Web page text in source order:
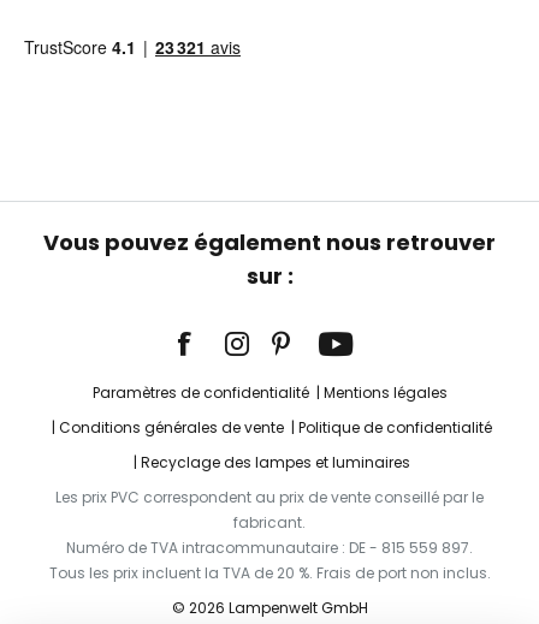
Vous pouvez également nous retrouver
sur :
Paramètres de confidentialité
Mentions légales
Conditions générales de vente
Politique de confidentialité
Recyclage des lampes et luminaires
Les prix PVC correspondent au prix de vente conseillé par le
fabricant.
Numéro de TVA intracommunautaire : DE - 815 559 897.
Tous les prix incluent la TVA de 20 %. Frais de port non inclus.
© 2026 Lampenwelt GmbH